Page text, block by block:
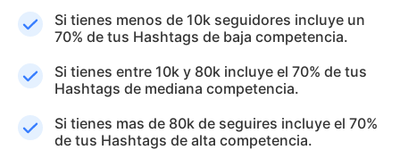
Si tienes menos de 10k seguidores incluye un
70% de tus Hashtags de baja competencia.
Si tienes entre 10k y 80k incluye el 70% de tus
Hashtags de mediana competencia.
Si tienes mas de 80k de seguires incluye el 70%
de tus Hashtags de alta competencia.